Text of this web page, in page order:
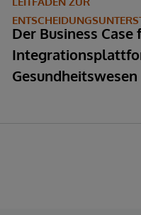
Der Business Case
Gesundheitswesen